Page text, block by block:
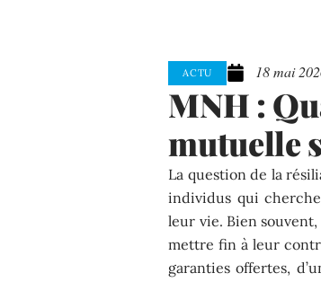
ACTU 18 mai
MNH :
mutuelle
La question de la
individus qui
leur vie. Bien
mettre fin à leur
garanties offertes,